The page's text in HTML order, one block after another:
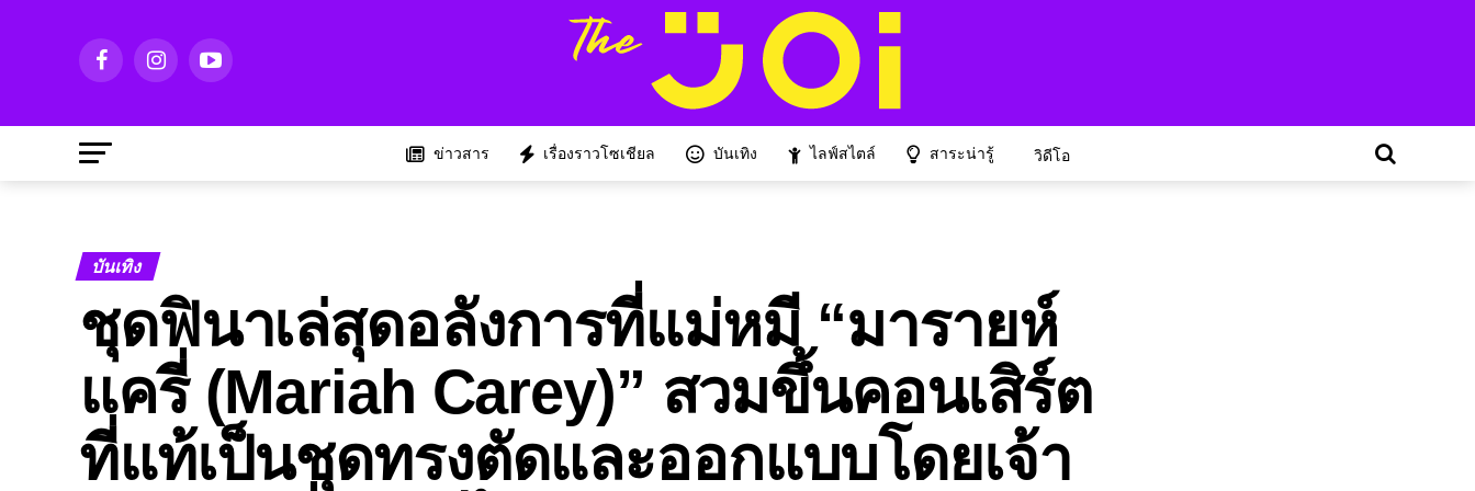
ข่าวสาร เรื่องราวโซเชียล บันเทิง ไลฟ์สไตล์ สาระน่ารู้ วิดีโอ
บันเทิง
ชุดฟินาเล่สุดอลังการที่แม่หมี “มารายห์
แครี่ (Mariah Carey)” สวมขึ้นคอนเสิร์ต
ที่แท้เป็นชุดทรงตัดและออกแบบโดยเจ้า